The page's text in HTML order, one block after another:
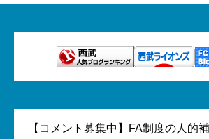
【コメント募集中】FA制度の人的